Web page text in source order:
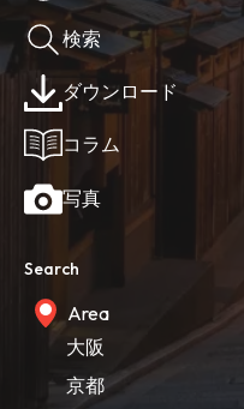
検索
ダウンロード
コラム
写真
Search
Area
大阪
京都